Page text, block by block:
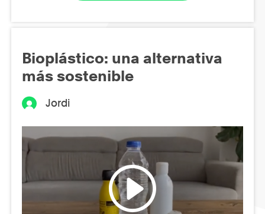
Bioplástico: una alternativa
más sostenible
Jordi